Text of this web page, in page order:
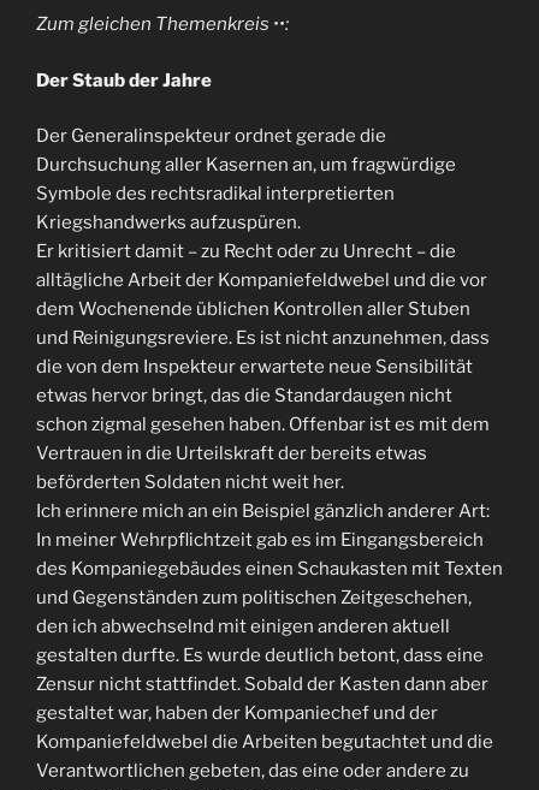
Zum gleichen Themenkreis ••:
Der Staub der Jahre
Der Generalinspekteur ordnet gerade die
Durchsuchung aller Kasernen an, um fragwürdige
Symbole des rechtsradikal interpretierten
Kriegshandwerks aufzuspüren.
Er kritisiert damit – zu Recht oder zu Unrecht – die
alltägliche Arbeit der Kompaniefeldwebel und die vor
dem Wochenende üblichen Kontrollen aller Stuben
und Reinigungsreviere. Es ist nicht anzunehmen, dass
die von dem Inspekteur erwartete neue Sensibilität
etwas hervor bringt, das die Standardaugen nicht
schon zigmal gesehen haben. Offenbar ist es mit dem
Vertrauen in die Urteilskraft der bereits etwas
beförderten Soldaten nicht weit her.
Ich erinnere mich an ein Beispiel gänzlich anderer Art:
In meiner Wehrpflichtzeit gab es im Eingangsbereich
des Kompaniegebäudes einen Schaukasten mit Texten
und Gegenständen zum politischen Zeitgeschehen,
den ich abwechselnd mit einigen anderen aktuell
gestalten durfte. Es wurde deutlich betont, dass eine
Zensur nicht stattfindet. Sobald der Kasten dann aber
gestaltet war, haben der Kompaniechef und der
Kompaniefeldwebel die Arbeiten begutachtet und die
Verantwortlichen gebeten, das eine oder andere zu